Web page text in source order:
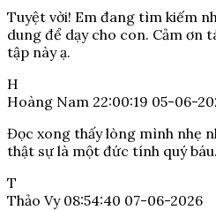
Tuyệt vời! Em đang tìm kiếm
dung để dạy cho con. Cảm ơn
tập này ạ.
H
Hoàng Nam 22:00:19 05-06-
Đọc xong thấy lòng mình nhẹ
thật sự là một đức tính quý báu.
T
Thảo Vy 08:54:40 07-06-2026